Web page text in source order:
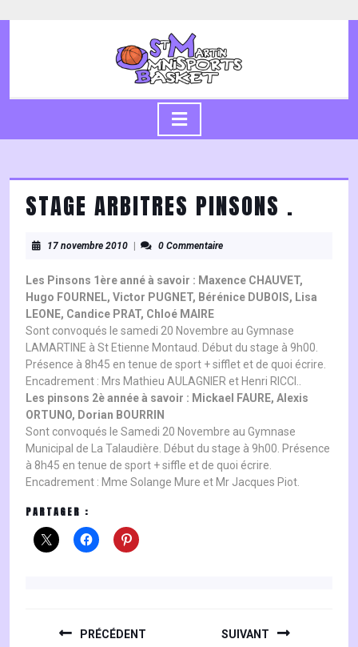
to
STAGE ARBITRES PINSONS .
17 novembre 201017
2010
0 Commentaire
Les Pinsons 1ère anné à savoir : Maxence CHAUVET,
Hugo FOURNEL, Victor PUGNET, Bérénice DUBOIS, Lisa
LEONE, Candice PRAT, Chloé MAIRE
Sont convoqués le samedi 20 Novembre au Gymnase
LAMARTINE à St Etienne Montaud. Début du stage à 9h00.
Présence à 8h45 en tenue de sport + sifflet et de quoi écrire.
Encadrement : Mrs Mathieu AULAGNIER et Henri RICCI..
Les pinsons 2è année à savoir : Mickael FAURE, Alexis
ORTUNO, Dorian BOURRIN
Sont convoqués le Samedi 20 Novembre au Gymnase
Municipal de La Talaudière. Début du stage à 9h00. Présence
à 8h45 en tenue de sport + siffle et de quoi écrire.
Encadrement : Mme Solange Mure et Mr Jacques Piot.
PARTAGER :
PRÉCÉDENT SUIVANT